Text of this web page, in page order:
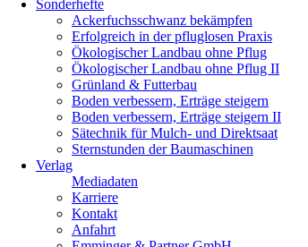
Sonderhefte
Ackerfuchsschwanz bekämpfen
Erfolgreich in der pfluglosen Praxis
Ökologischer Landbau ohne Pflug
Ökologischer Landbau ohne Pflug II
Grünland & Futterbau
Boden verbessern, Erträge steigern
Boden verbessern, Erträge steigern II
Sätechnik für Mulch- und Direktsaat
Sternstunden der Baumaschinen
Verlag
Mediadaten
Karriere
Kontakt
Anfahrt